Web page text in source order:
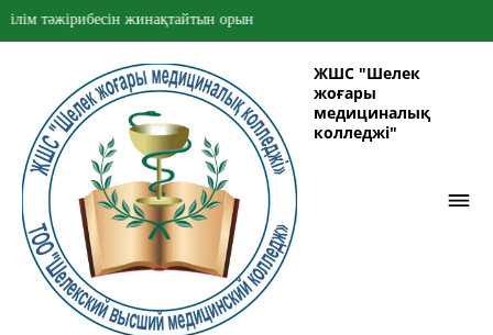
жинақтайтын орын
ЖШС "Шелек
жоғары
медициналық
колледжі"